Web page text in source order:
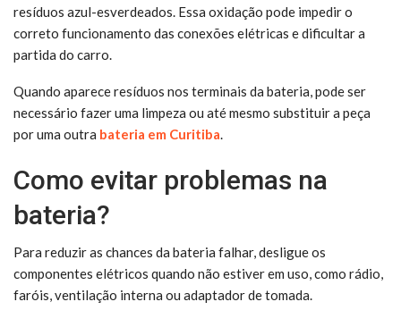
resíduos azul-esverdeados. Essa oxidação pode impedir o
correto funcionamento das conexões elétricas e dificultar a
partida do carro.
Quando aparece resíduos nos terminais da bateria, pode ser
necessário fazer uma limpeza ou até mesmo substituir a peça
por uma outra bateria em Curitiba.
Como evitar problemas na
bateria?
Para reduzir as chances da bateria falhar, desligue os
componentes elétricos quando não estiver em uso, como rádio,
faróis, ventilação interna ou adaptador de tomada.